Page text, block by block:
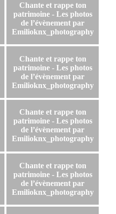
Chante et rappe ton
patrimoine - Les photos
de l’évènement par
Emilioknx_photography
Chante et rappe ton
patrimoine - Les photos
de l’évènement par
Emilioknx_photography
Chante et rappe ton
patrimoine - Les photos
de l’évènement par
Emilioknx_photography
Chante et rappe ton
patrimoine - Les photos
de l’évènement par
Emilioknx_photography